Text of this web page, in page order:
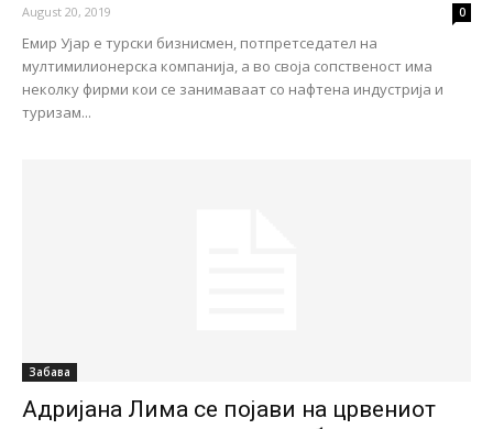
August 20, 2019 0
Емир Ујар е турски бизнисмен, потпретседател на
мултимилионерска компанија, а во своја сопственост има
неколку фирми кои се занимаваат со нафтена индустрија и
туризам...
Забава
Адријана Лима се појави на црвениот